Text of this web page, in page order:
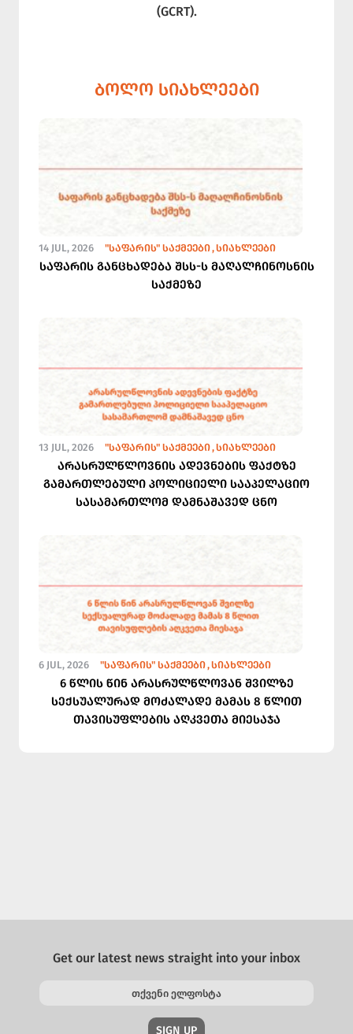
(GCRT).
ᲑᲝᲚᲝ ᲡᲘᲐᲮᲚᲔᲔᲑᲘ
14 JUL, 2026 "ᲡᲐᲤᲐᲠᲘᲡ" ᲡᲐᲥᲛᲔᲔᲑᲘ ᲡᲘᲐᲮᲚᲔᲔᲑᲘ
საფარის განცხადება შსს-ს მაღალჩინოსნის
საქმეზე
13 JUL, 2026 "ᲡᲐᲤᲐᲠᲘᲡ" ᲡᲐᲥᲛᲔᲔᲑᲘ ᲡᲘᲐᲮᲚᲔᲔᲑᲘ
არასრულწლოვნის ადევნების ფაქტზე
გამართლებული პოლიციელი სააპელაციო
სასამართლომ დამნაშავედ ცნო
6 JUL, 2026 "ᲡᲐᲤᲐᲠᲘᲡ" ᲡᲐᲥᲛᲔᲔᲑᲘ ᲡᲘᲐᲮᲚᲔᲔᲑᲘ
6 წლის წინ არასრულწლოვან შვილზე
სექსუალურად მოძალადე მამას 8 წლით
თავისუფლების აღკვეთა მიესაჯა
Get our latest news straight into your inbox
SIGN UP